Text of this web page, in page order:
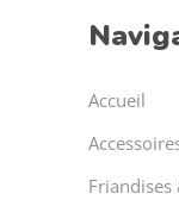
Accueil